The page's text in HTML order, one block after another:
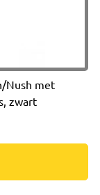
Nush met
zwart